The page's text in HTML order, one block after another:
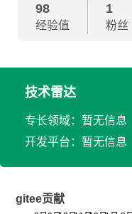
98
经验值
1
粉丝
技术雷达
专长领域：暂无信息
开发平台：暂无信息
gitee贡献